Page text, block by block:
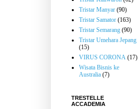
Tristar Manyar (90)
Tristar Samator (163)
Tristar Semarang (90)
Tristar Umehara Jepang
(15)
VIRUS CORONA (17)
Wisata Bisnis ke
Australia (7)
TRESTELLE
ACCADEMIA